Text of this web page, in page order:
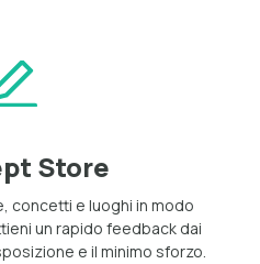
Store
concetti e luoghi in modo
un rapido feedback dai
e il minimo sforzo.